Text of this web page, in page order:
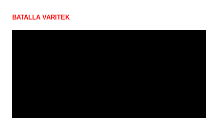
BATALLA VARITEK